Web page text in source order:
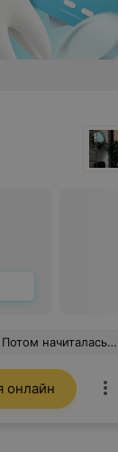
Кристине за работу, а также за рекомендации по домашнему уходу. Вы правда супер
онлайн